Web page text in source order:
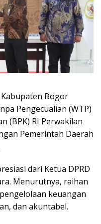
Bogor
Pengecualian (WTP)
(BPK) RI Perwakilan
Pemerintah Daerah
dari Ketua DPRD
Menurutnya, raihan
keuangan
dan akuntabel.